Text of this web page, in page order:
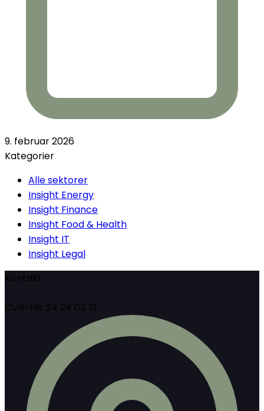
9. februar 2026
Kategorier
Alle sektorer
Insight Energy
Insight Finance
Insight Food & Health
Insight IT
Insight Legal
Kontakt
CVR-NR. 24 24 03 71